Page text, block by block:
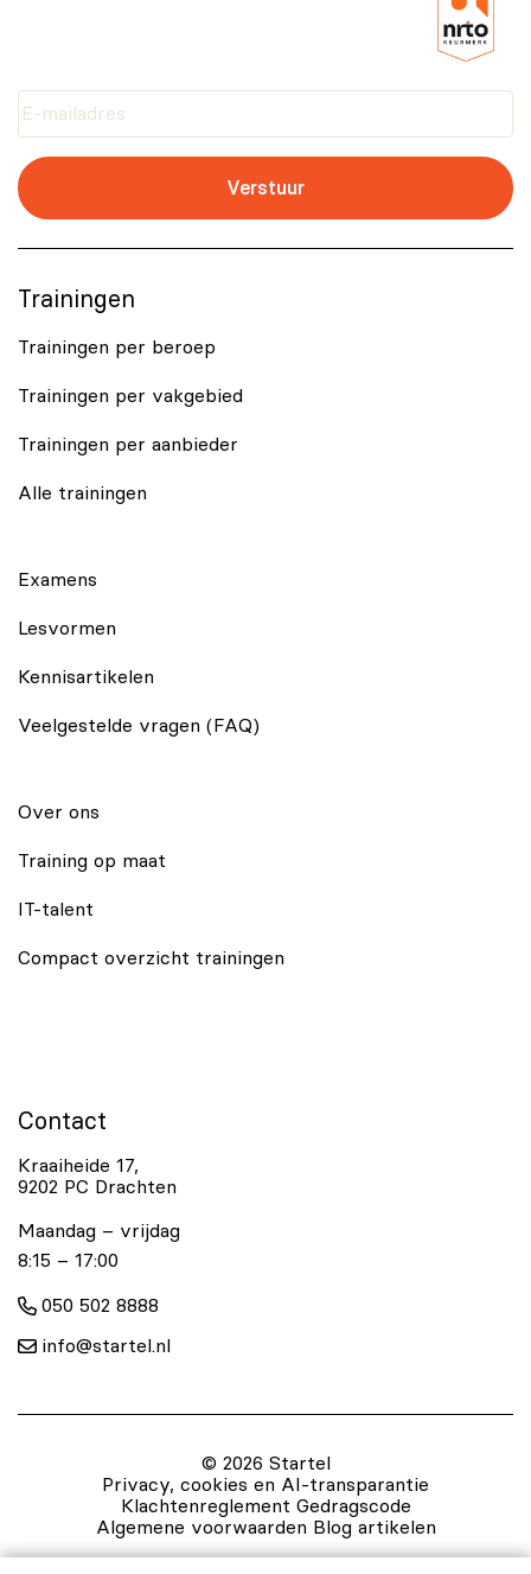
Verstuur
Trainingen
Trainingen per beroep
Trainingen per vakgebied
Trainingen per aanbieder
Alle trainingen
Examens
Lesvormen
Kennisartikelen
Veelgestelde vragen (FAQ)
Over ons
Training op maat
IT-talent
Compact overzicht trainingen
Contact
Kraaiheide 17,
9202 PC Drachten
Maandag – vrijdag
8:15 – 17:00
050 502 8888
info@startel.nl
© 2026 Startel
Privacy, cookies en AI-transparantie
Klachtenreglement Gedragscode
Algemene voorwaarden Blog artikelen